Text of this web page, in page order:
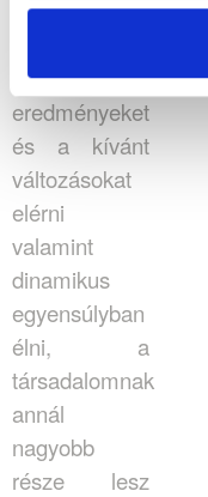
Minél több
segíthetek
eredményeket
és a kívánt
változásokat
elérni
valamint
dinamikus
egyensúlyban
élni, a
társadalomnak
annál
nagyobb
része lesz